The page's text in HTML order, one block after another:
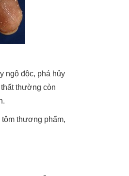
ngộ độc, phá hủy
thường còn
thương phẩm,